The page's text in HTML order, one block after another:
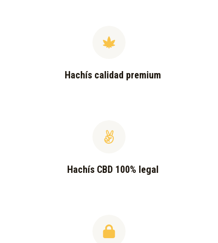
Hachís calidad premium
Hachís CBD 100% legal